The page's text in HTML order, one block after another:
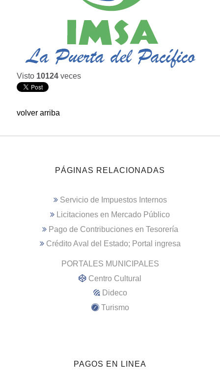
Visto 10124 veces
volver arriba
PÁGINAS RELACIONADAS
Servicio de Impuestos Internos
Licitaciones en Mercado Público
Pago de Contribuciones en Tesorería
Crédito Aval del Estado; Portal ingresa
PORTALES MUNICIPALES
Centro Cultural
Dideco
Turismo
PAGOS EN LINEA